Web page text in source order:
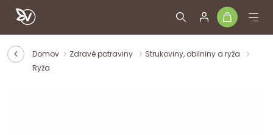
Domov Zdravé potraviny
Strukoviny, obilniny a ryža
Ryža